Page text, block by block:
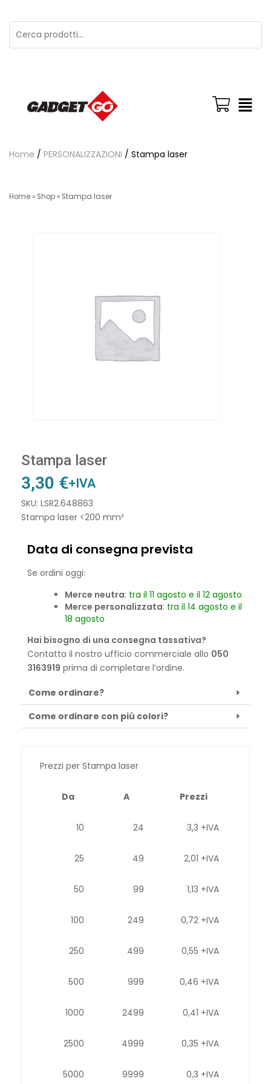
Home / PERSONALIZZAZIONI / Stampa laser
Home » Shop » Stampa laser
Stampa laser
3,30 €+IVA
SKU: LSR2.648863
Stampa laser <200 mm²
Data di consegna prevista
Se ordini oggi:
Merce neutra: tra il 11 agosto e il 12 agosto
Merce personalizzata: tra il 14 agosto e il
18 agosto
Hai bisogno di una consegna tassativa?
Contatta il nostro ufficio commerciale allo 050
3163919 prima di completare l’ordine.
Come ordinare?
Come ordinare con più colori?
Prezzi per Stampa laser
Da A Prezzi
10 24 3,3 +IVA
25 49 2,01 +IVA
50 99 1,13 +IVA
100 249 0,72 +IVA
250 499 0,55 +IVA
500 999 0,46 +IVA
1000 2499 0,41 +IVA
2500 4999 0,35 +IVA
5000 9999 0,3 +IVA